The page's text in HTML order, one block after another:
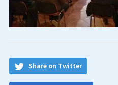
Share on Twitter